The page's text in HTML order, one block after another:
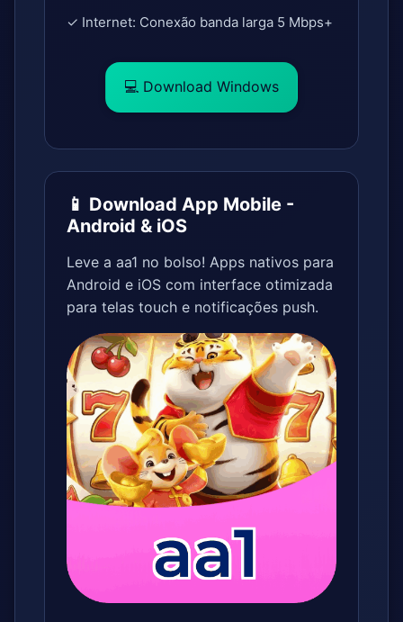
✓ Internet: Conexão banda larga 5 Mbps+
💻 Download Windows
📱 Download App Mobile -
Android & iOS
Leve a aa1 no bolso! Apps nativos para
Android e iOS com interface otimizada
para telas touch e notificações push.